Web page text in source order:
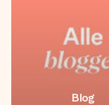
Blog